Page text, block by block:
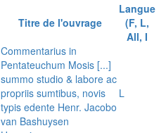
Titre de l'ouvrage
Langue
(F, L,
All, I
Commentarius in
Pentateuchum Mosis [...]
summo studio & labore ac
propriis sumtibus, novis
typis edente Henr. Jacobo
van Bashuysen
L